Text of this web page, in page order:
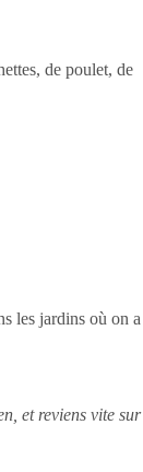
de poulet, de
les jardins où on a
et reviens vite sur